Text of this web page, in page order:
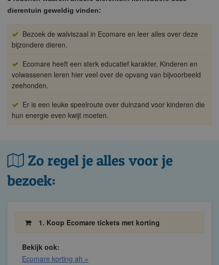
dierentuin geweldig vinden:
Bezoek de walviszaal in Ecomare en leer alles over deze
bijzondere dieren.
Ecomare heeft een sterk educatief karakter. Kinderen en
volwassenen leren hier veel over de opvang van bijvoorbeeld
zeehonden.
Er is een leuke speelroute over duinzand voor kinderen die
hun energie even kwijt moeten.
Zo regel je alles voor je
bezoek:
1. Koop Ecomare tickets met korting
Bekijk ook:
Ecomare korting ah »